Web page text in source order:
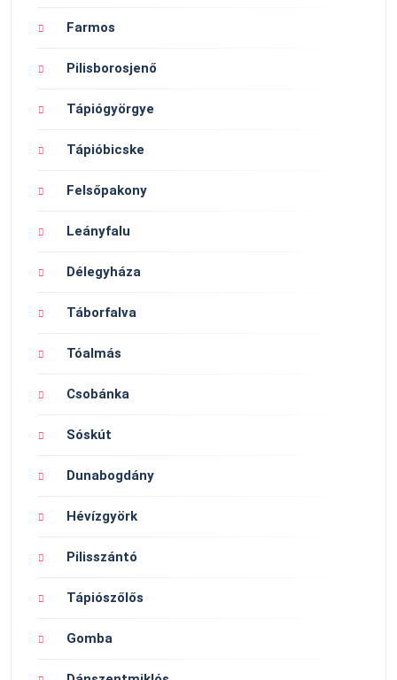
Farmos
Pilisborosjenő
Tápiógyörgye
Tápióbicske
Felsőpakony
Leányfalu
Délegyháza
Táborfalva
Tóalmás
Csobánka
Sóskút
Dunabogdány
Hévízgyörk
Pilisszántó
Tápiószőlős
Gomba